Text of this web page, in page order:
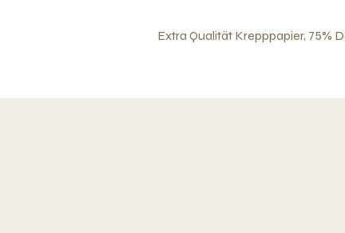
Extra Qualität Krepppapier, 75%